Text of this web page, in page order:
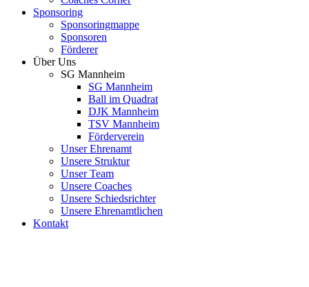
Sponsoring
Sponsoringmappe
Sponsoren
Förderer
Über Uns
SG Mannheim
SG Mannheim
Ball im Quadrat
DJK Mannheim
TSV Mannheim
Förderverein
Unser Ehrenamt
Unsere Struktur
Unser Team
Unsere Coaches
Unsere Schiedsrichter
Unsere Ehrenamtlichen
Kontakt